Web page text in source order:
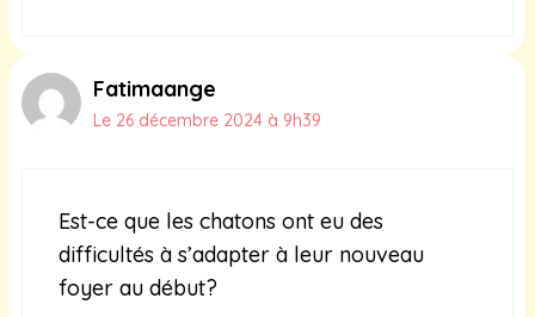
Fatimaange
Le 26 décembre 2024 à 9h39
Est-ce que les chatons ont eu des
difficultés à s’adapter à leur nouveau
foyer au début?